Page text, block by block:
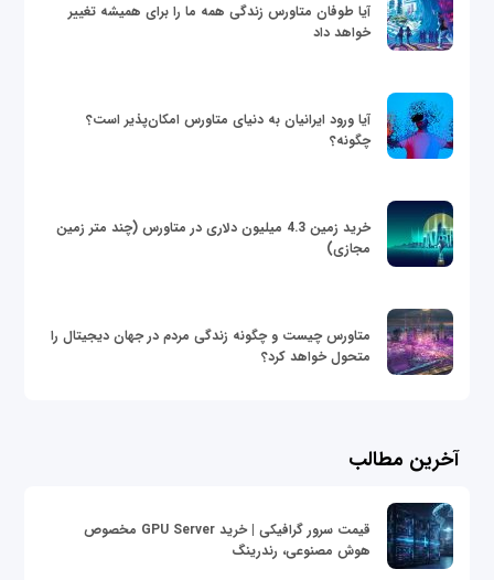
آیا طوفان متاورس زندگی همه ما را برای همیشه تغییر
خواهد داد
آیا ورود ایرانیان به دنیای متاورس امکان‌پذیر است؟
چگونه؟
خرید زمین 4.3 میلیون دلاری در متاورس (چند متر زمین
مجازی)
متاورس چیست و چگونه زندگی مردم در جهان دیجیتال را
متحول خواهد کرد؟
آخرین مطالب
قیمت سرور گرافیکی | خرید GPU Server مخصوص
هوش مصنوعی، رندرینگ